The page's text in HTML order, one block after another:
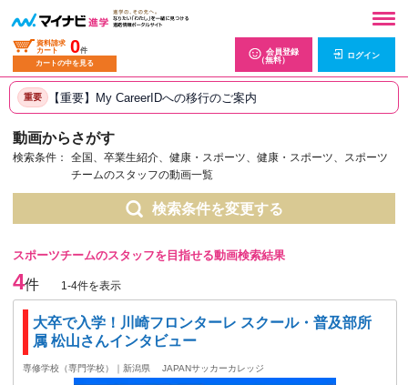
資料請求
カート
0件
カートの中を見る
会員登録
（無料）
ログイン
重要 【重要】My CareerIDへの移行のご案内
動画からさがす
検索条件：
全国、卒業生紹介、健康・スポーツ、健康・スポーツ、スポーツ
チームのスタッフの動画一覧
検索条件を変更する
スポーツチームのスタッフを目指せる動画検索結果
4件 1-4件を表示
大卒で入学！川崎フロンターレ スクール・普及部所
属 松山さんインタビュー
専修学校（専門学校）｜新潟県 JAPANサッカーカレッジ